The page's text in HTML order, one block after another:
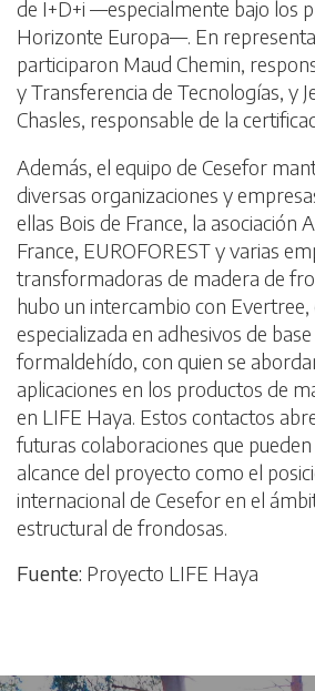
de I+D+i —especialmente bajo los
Horizonte Europa—. En
participaron Maud Chemin,
y Transferencia de Tecnologías, y
Chasles, responsable de la
Además, el equipo de Cesefor
diversas organizaciones y
ellas Bois de France, la asociación
France, EUROFOREST y varias
transformadoras de madera de
hubo un intercambio con
especializada en adhesivos de
formaldehído, con quien se
aplicaciones en los productos de
en LIFE Haya. Estos contactos
futuras colaboraciones que
alcance del proyecto como el
internacional de Cesefor en el
estructural de frondosas.
Fuente: Proyecto LIFE Haya